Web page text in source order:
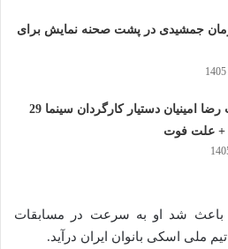
جمشیدی در پشت صحنه نمایش برای
درگذشت رضا امینیان دستیار کارگردان سینما 29
باعث شد او به سرعت در مسابقات
ملی اسکی بانوان ایران درآید.